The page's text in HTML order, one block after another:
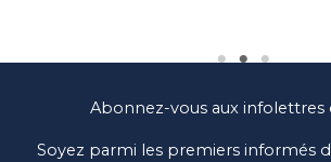
Abonnez-vous aux infolettres
Soyez parmi les premiers informés